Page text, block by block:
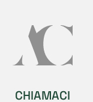
CHIAMACI